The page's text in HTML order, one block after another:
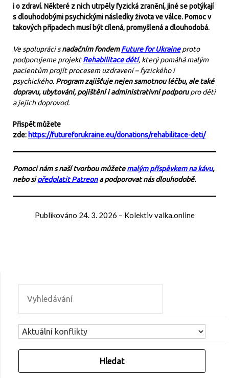
i o zdraví. Některé z nich utrpěly fyzická zranění, jiné se potýkají
s dlouhodobými psychickými následky života ve válce. Pomoc v
takových případech musí být cílená, promyšlená a dlouhodobá.
Ve spolupráci snadačním fondemFuture for Ukraineproto
podporujeme projektRehabilitace dětí, který pomáhá malým
pacientům projít procesem uzdravení – fyzického i
psychického. Program zajišťuje nejen samotnou léčbu, ale také
dopravu, ubytování, pojištění i administrativní podporupro děti
a jejich doprovod.
Přispět můžete
zde: https://futureforukraine.eu/donations/rehabilitace-deti/
Pomoci nám s naší tvorbou můžetemalým příspěvkem na kávu,
nebo sipředplatit Patreona podporovat nás dlouhodobě.
Publikováno 24. 3. 2026 – Kolektiv valka.online